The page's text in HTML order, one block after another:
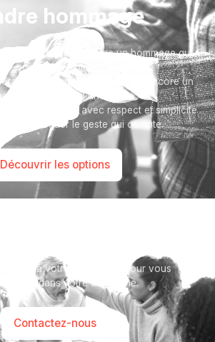
hommage
de votre proche avec un hommage qui
vous ressemble :
une plaque, un arbre, ou encore un
accompagné d'une photo.
sont présentées avec respect et simplicité
à marquer le geste qui compte.
Découvrir les options
se tient à votre disposition pour vous
dans votre démarche.
Contactez-nous